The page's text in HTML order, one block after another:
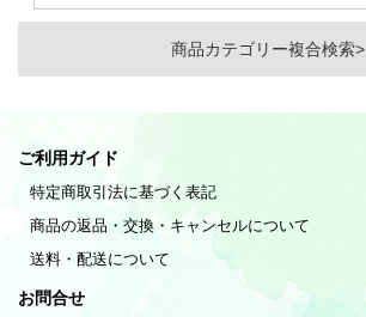
商品カテゴリー複合検索>
ご利用ガイド
特定商取引法に基づく表記
商品の返品・交換・キャンセルについて
送料・配送について
お問合せ